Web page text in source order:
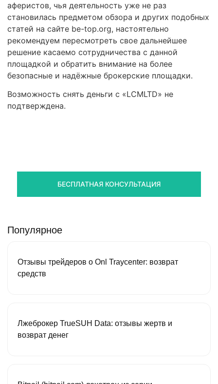
аферистов, чья деятельность уже не раз
становилась предметом обзора и других подобных
статей на сайте be-top.org, настоятельно
рекомендуем пересмотреть свое дальнейшее
решение касаемо сотрудничества с данной
площадкой и обратить внимание на более
безопасные и надёжные брокерские площадки.
Возможность снять деньги с «LCMLTD» не
подтверждена.
БЕСПЛАТНАЯ КОНСУЛЬТАЦИЯ
Популярное
Отзывы трейдеров о Onl Traycenter: возврат
средств
Лжеброкер TrueSUH Data: отзывы жертв и
возврат денег